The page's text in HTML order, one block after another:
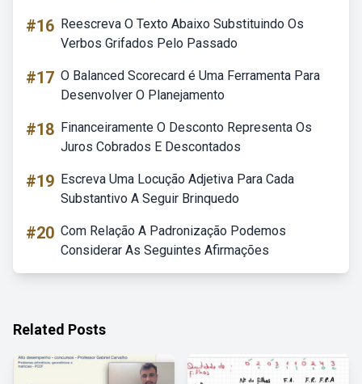
#16 Reescreva O Texto Abaixo Substituindo Os
Verbos Grifados Pelo Passado
#17 O Balanced Scorecard é Uma Ferramenta Para
Desenvolver O Planejamento
#18 Financeiramente O Desconto Representa Os
Juros Cobrados E Descontados
#19 Escreva Uma Locução Adjetiva Para Cada
Substantivo A Seguir Brinquedo
#20 Com Relação A Padronização Podemos
Considerar As Seguintes Afirmações
Related Posts